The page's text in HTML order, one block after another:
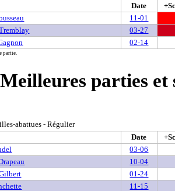
Date
11-01
03-27
02-14
partie.
Meilleures parties et
abattues - Régulier
Date
03-06
10-04
01-24
11-15